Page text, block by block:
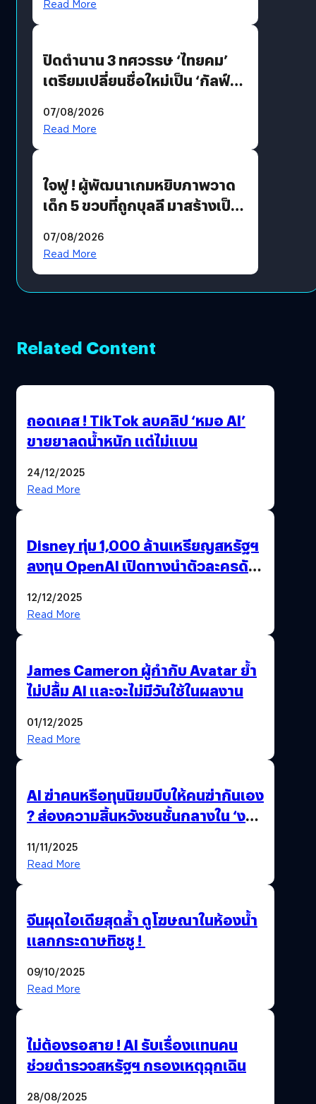
Read More
ปิดตำนาน 3 ทศวรรษ ‘ไทยคม’
เตรียมเปลี่ยนชื่อใหม่เป็น ‘กัลฟ์
อวกาศเต็มสูบ
07/08/2026
Read More
ใจฟู ! ผู้พัฒนาเกมหยิบภาพวาด
เด็ก 5 ขวบที่ถูกบุลลี มาสร้างเป็น
07/08/2026
Read More
Related Content
ถอดเคส ! TikTok ลบคลิป ‘หมอ AI’
ขายยาลดน้ำหนัก แต่ไม่แบน
24/12/2025
Read More
Disney ทุ่ม 1,000 ล้านเหรียญสหรัฐฯ
ลงทุน OpenAI เปิดทางนำตัวละครดัง
12/12/2025
Read More
James Cameron ผู้กำกับ Avatar ย้ำ
ไม่ปลื้ม AI และจะไม่มีวันใช้ในผลงาน
01/12/2025
Read More
AI ฆ่าคนหรือทุนนิยมบีบให้คนฆ่ากันเอง
? ส่องความสิ้นหวังชนชั้นกลางใน ‘งาน
11/11/2025
Read More
จีนผุดไอเดียสุดล้ำ ดูโฆษณาในห้องน้ำ
แลกกระดาษทิชชู !
09/10/2025
Read More
ไม่ต้องรอสาย ! AI รับเรื่องแทนคน
ช่วยตำรวจสหรัฐฯ กรองเหตุฉุกเฉิน
28/08/2025